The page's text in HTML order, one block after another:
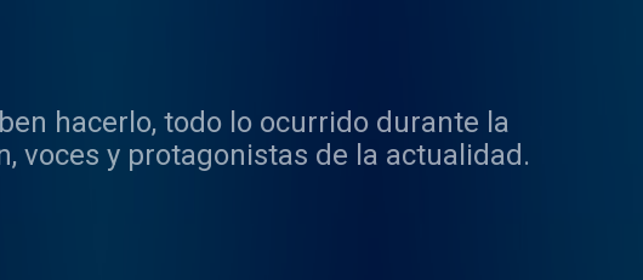
hacerlo, todo lo ocurrido durante la
voces y protagonistas de la actualidad.